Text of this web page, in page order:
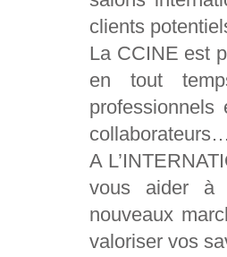
clients
La CCINE est
en tout
A
vous aider à
nouveaux
valoriser vos